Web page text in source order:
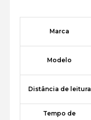
Marca
Modelo
Distância de leitura
Tempo de